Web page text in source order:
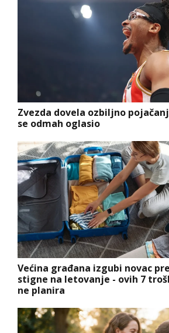
Zvezda dovela ozbiljno
se odmah oglasio
Većina građana izgubi novac
stigne na letovanje - ovih 7
ne planira